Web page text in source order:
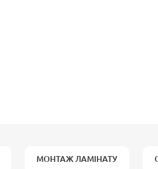
МОНТАЖ ЛАМІНАТУ